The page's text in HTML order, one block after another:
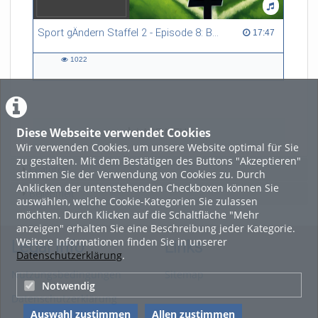
Diese Webseite verwendet Cookies
Wir verwenden Cookies, um unsere Website optimal für Sie
zu gestalten. Mit dem Bestätigen des Buttons "Akzeptieren"
stimmen Sie der Verwendung von Cookies zu. Durch
Anklicken der untenstehenden Checkboxen können Sie
auswählen, welche Cookie-Kategorien Sie zulassen
möchten. Durch Klicken auf die Schaltfläche "Mehr
anzeigen" erhalten Sie eine Beschreibung jeder Kategorie.
Weitere Informationen finden Sie in unserer
Datenschutzerklärung.
Notwendig
Auswahl zustimmen Allen zustimmen
Sport gÄndern Staffel 2 - Episode 8: Balance im Spitzensport: Stressbewältigung und Wettkampfangst im Fokus 17:47
17:47 duration
1022
LADE MEHR
Featured
Beliebtheit
Legal Info
Nutzungsbedingungen
Datenschutzerklärung
Links
Sitemap